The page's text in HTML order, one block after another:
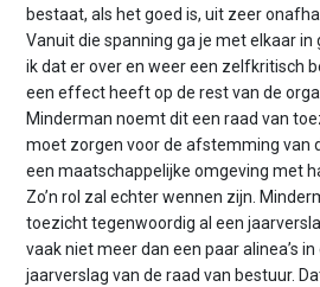
bestaat, als het goed is, uit zeer
Vanuit die spanning ga je met elkaar in
ik dat er over en weer een zelfkritisch
een effect heeft op de rest van de
Minderman noemt dit een raad van
moet zorgen voor de afstemming van
een maatschappelijke omgeving met
Zo’n rol zal echter wennen zijn.
toezicht tegenwoordig al een
vaak niet meer dan een paar alinea’s
jaarverslag van de raad van bestuur.